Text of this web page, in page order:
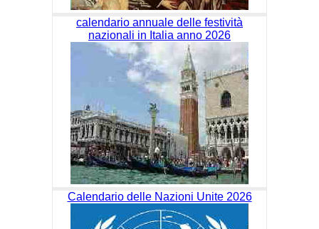
calendario annuale delle festività
nazionali in Italia anno 2026
Calendario delle Nazioni Unite 2026